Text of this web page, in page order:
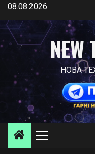
Skip
content
08.08.2026
NEW
НОВА
Primary